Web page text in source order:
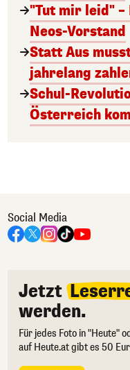
"Tut mir leid"
Neos-Vorstand
Statt Aus
jahrelang
Schul-
Österreich
Social Media
Jetzt
werden.
Für jedes Foto in "Heute"
auf Heute.at gibt es 50